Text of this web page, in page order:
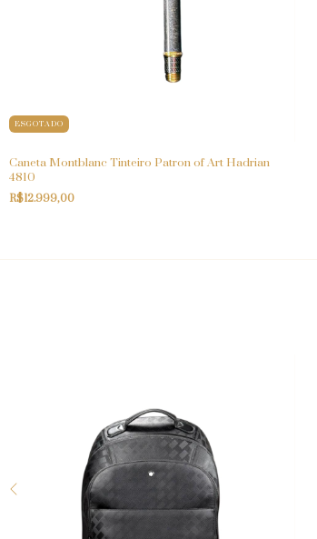
ESGOTADO
Caneta Montblanc Tinteiro Patron of Art Hadrian
4810
R$12.999,00